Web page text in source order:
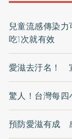
兒童流感傳染
吃1次就有效
愛滋去汙名！
驚人！台灣每
預防愛滋有成